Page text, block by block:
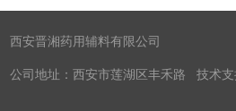
西安晋湘药用辅料有限公司
公司地址：西安市莲湖区丰禾路 技术